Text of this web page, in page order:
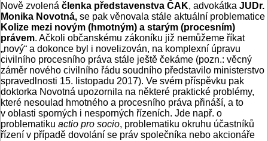
Nově zvolená členka představenstva ČAK, advokátka JUDr.
Monika Novotná, se pak věnovala stále aktuální problematice
Kolize mezi novým (hmotným) a starým (procesním)
právem. Ačkoli občanskému zákoníku již nemůžeme říkat
„nový“ a dokonce byl i novelizován, na komplexní úpravu
civilního procesního práva stále ještě čekáme (pozn.: věcný
záměr nového civilního řádu soudního představilo ministerstvo
spravedlnosti 15. listopadu 2017). Ve svém příspěvku pak
doktorka Novotná upozornila na některé praktické problémy,
které nesoulad hmotného a procesního práva přináší, a to
v oblasti sporných i nesporných řízeních. Jde např. o
problematiku actio pro socio, problematiku okruhu účastníků
řízení v případě dovolání se práv společníka nebo akcionáře